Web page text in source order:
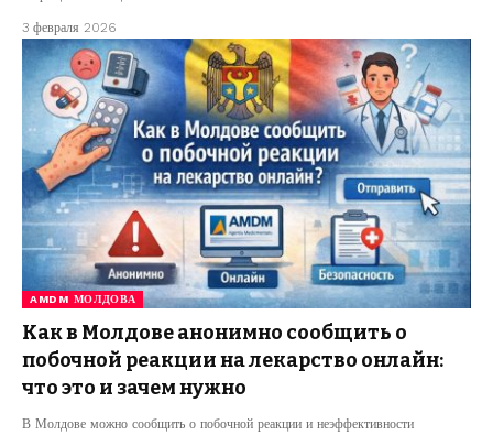
3 февраля 2026
AMDM МОЛДОВА
Как в Молдове анонимно сообщить о
побочной реакции на лекарство онлайн:
что это и зачем нужно
В Молдове можно сообщить о побочной реакции и неэффективности